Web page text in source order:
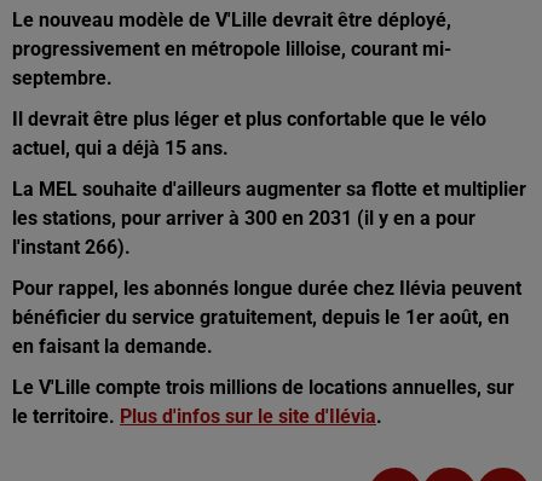
Le nouveau modèle de V'Lille devrait être déployé,
progressivement en métropole lilloise, courant mi-
septembre.
Il devrait être plus léger et plus confortable que le vélo
actuel, qui a déjà 15 ans.
La MEL souhaite d'ailleurs augmenter sa flotte et multiplier
les stations, pour arriver à 300 en 2031 (il y en a pour
l'instant 266).
Pour rappel, les abonnés longue durée chez Ilévia peuvent
bénéficier du service gratuitement, depuis le 1er août, en
en faisant la demande.
Le V'Lille compte trois millions de locations annuelles, sur
le territoire. Plus d'infos sur le site d'Ilévia.